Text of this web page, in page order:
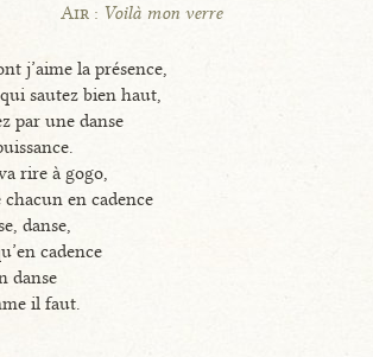
Air : Voilà mon verre
j’aime la présence,
sautez bien haut,
par une danse
rire à gogo,
chacun en cadence
danse,
cadence
danse
il faut.